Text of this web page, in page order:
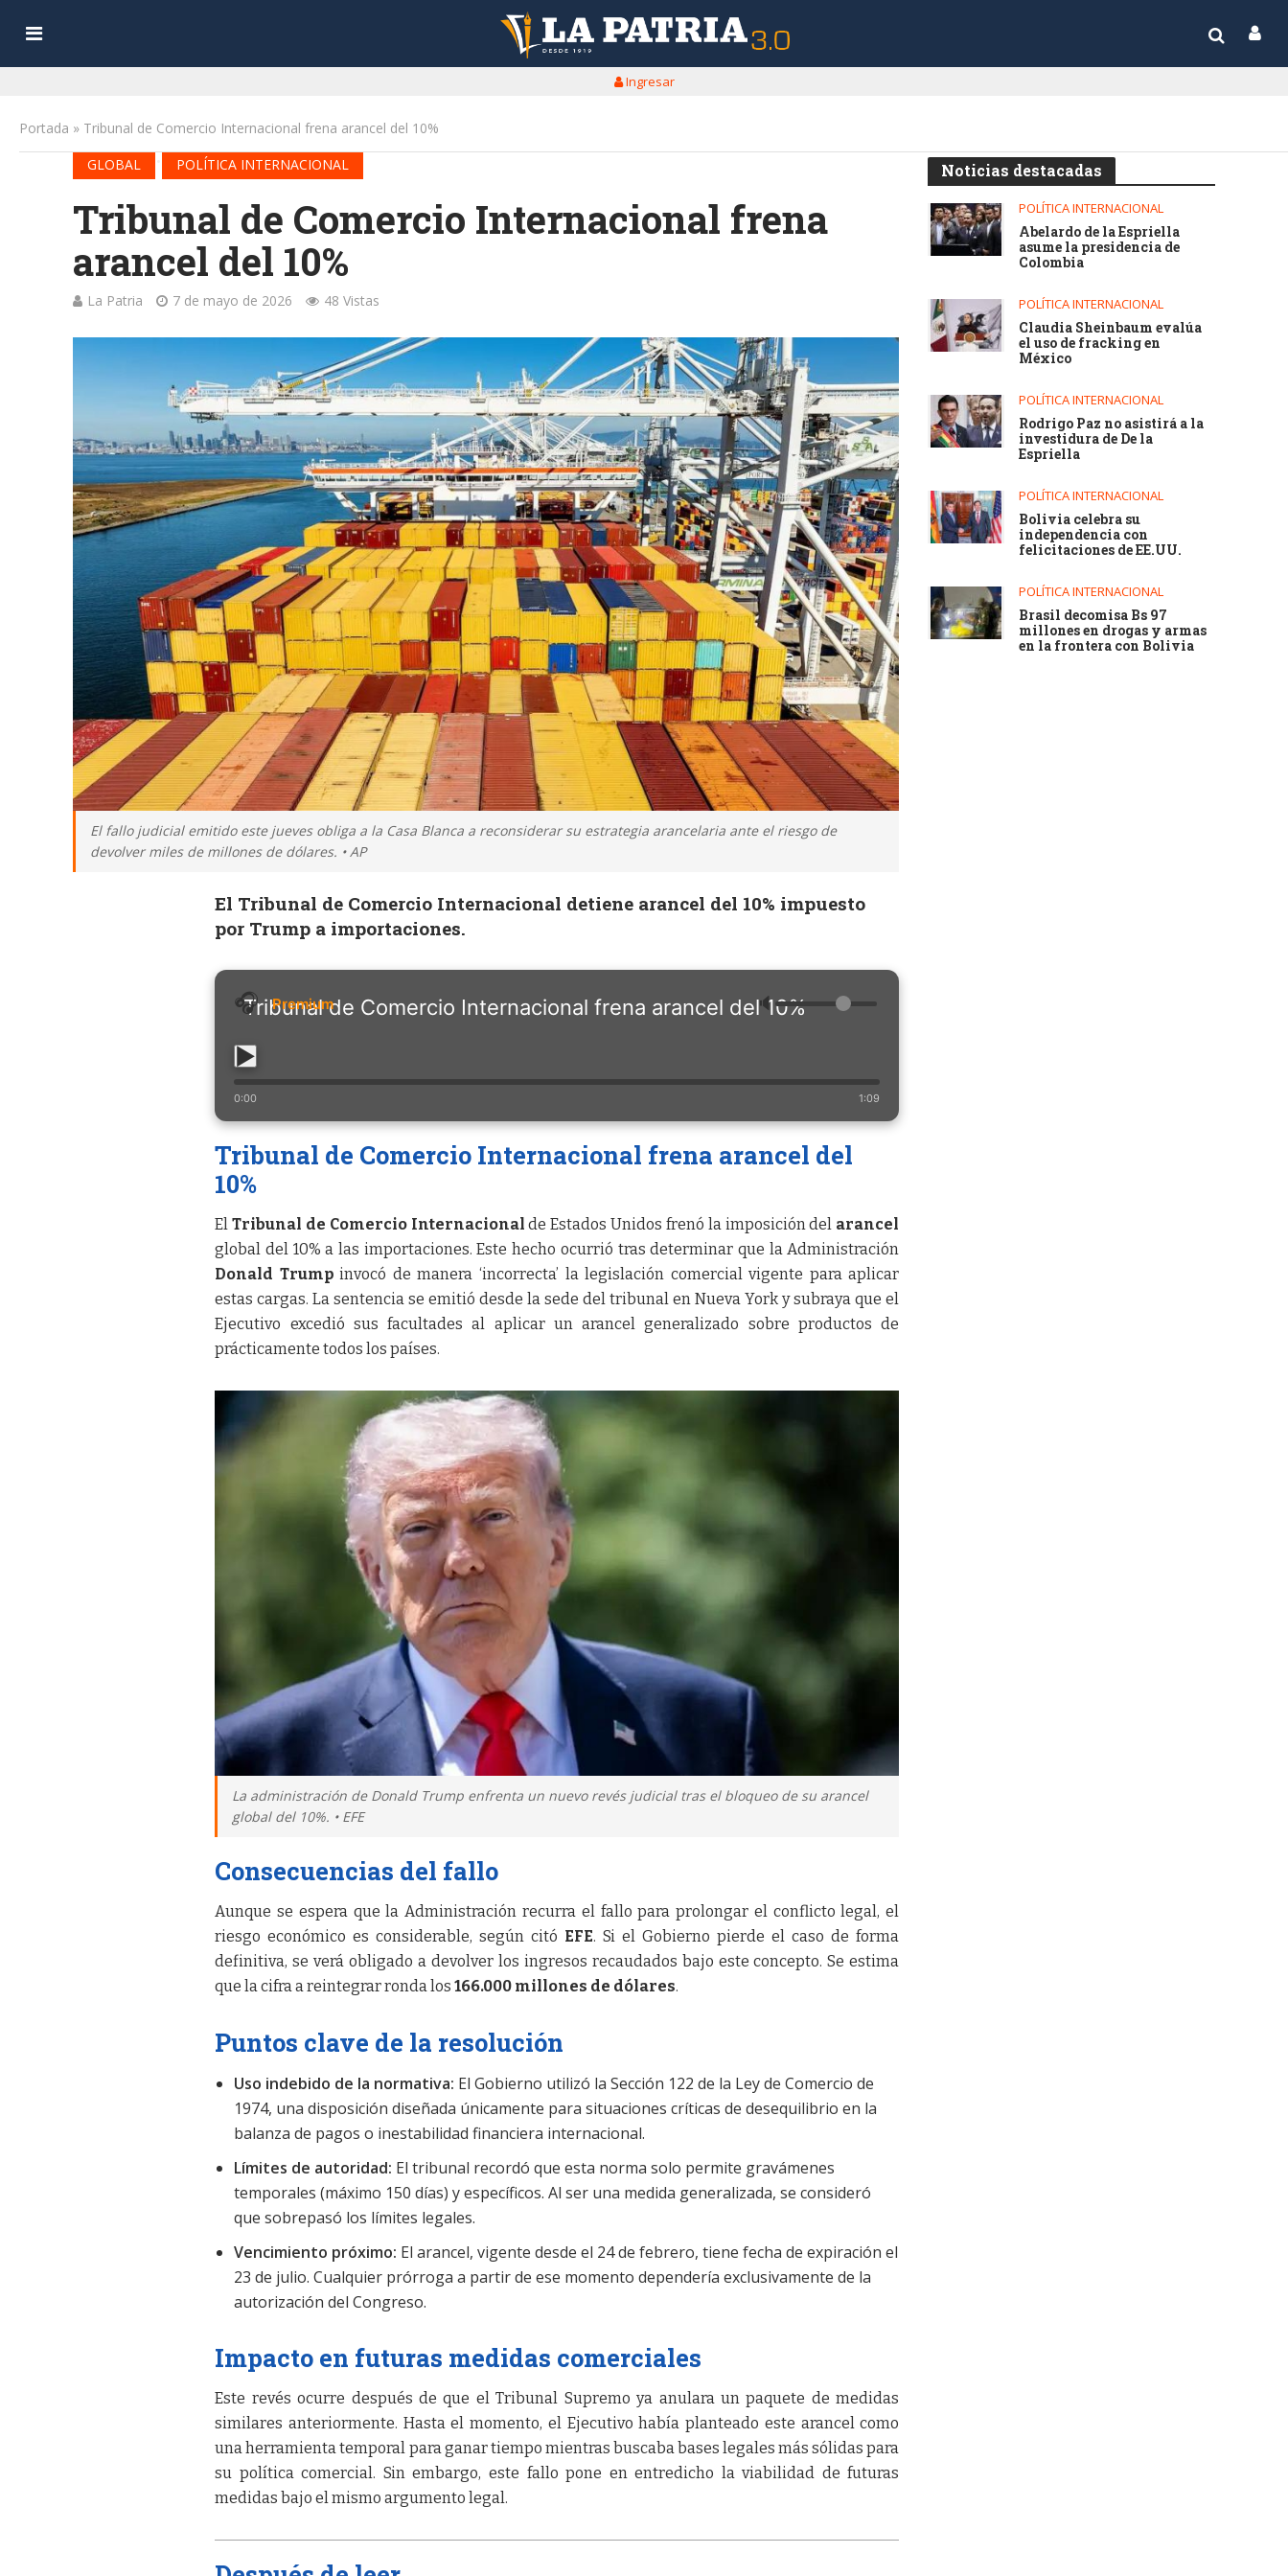
Ingresar
Portada » Tribunal de Comercio Internacional frena arancel del 10%
GLOBAL
POLÍTICA INTERNACIONAL
Tribunal de Comercio Internacional frena
arancel del 10%
La Patria 7 de mayo de 2026 48 Vistas
El fallo judicial emitido este jueves obliga a la Casa Blanca a reconsiderar su estrategia arancelaria ante el riesgo de
devolver miles de millones de dólares. • AP
El Tribunal de Comercio Internacional detiene arancel del 10% impuesto
por Trump a importaciones.
Tribunal de Comercio Internacional frena arancel del 10%
🔈
0:00 1:09
Tribunal de Comercio Internacional frena arancel del
10%
ElTribunal de Comercio Internacional de Estados Unidos frenó la imposición del arancel
global del 10% a las importaciones. Este hecho ocurrió tras determinar que la Administración
Donald Trumpinvocó de manera ‘incorrecta’ la legislación comercial vigente para aplicar
estas cargas. La sentencia se emitió desde la sede del tribunal en Nueva York y subraya que el
Ejecutivo excedió sus facultades al aplicar un arancel generalizado sobre productos de
prácticamente todos los países.
La administración de Donald Trump enfrenta un nuevo revés judicial tras el bloqueo de su arancel
global del 10%. • EFE
Consecuencias del fallo
Aunque se espera que la Administración recurra el fallo para prolongar el conflicto legal, el
riesgo económico es considerable, según citó EFE. Si el Gobierno pierde el caso de forma
definitiva, se verá obligado a devolver los ingresos recaudados bajo este concepto. Se estima
que la cifra a reintegrar ronda los166.000 millones de dólares.
Puntos clave de la resolución
Uso indebido de la normativa: El Gobierno utilizó la Sección 122 de la Ley de Comercio de
1974, una disposición diseñada únicamente para situaciones críticas de desequilibrio en la
balanza de pagos o inestabilidad financiera internacional.
Límites de autoridad: El tribunal recordó que esta norma solo permite gravámenes
temporales (máximo 150 días) y específicos. Al ser una medida generalizada, se consideró
que sobrepasó los límites legales.
Vencimiento próximo: El arancel, vigente desde el 24 de febrero, tiene fecha de expiración el
23 de julio. Cualquier prórroga a partir de ese momento dependería exclusivamente de la
autorización del Congreso.
Impacto en futuras medidas comerciales
Este revés ocurre después de que el Tribunal Supremo ya anulara un paquete de medidas
similares anteriormente. Hasta el momento, el Ejecutivo había planteado este arancel como
una herramienta temporal para ganar tiempo mientras buscaba bases legales más sólidas para
su política comercial. Sin embargo, este fallo pone en entredicho la viabilidad de futuras
medidas bajo el mismo argumento legal.
Noticias destacadas
POLÍTICA INTERNACIONAL
Abelardo de la Espriella
asume la presidencia de
Colombia
POLÍTICA INTERNACIONAL
Claudia Sheinbaum evalúa
el uso de fracking en
México
POLÍTICA INTERNACIONAL
Rodrigo Paz no asistirá a la
investidura de De la
Espriella
POLÍTICA INTERNACIONAL
Bolivia celebra su
independencia con
felicitaciones de EE.UU.
POLÍTICA INTERNACIONAL
Brasil decomisa Bs 97
millones en drogas y armas
en la frontera con Bolivia